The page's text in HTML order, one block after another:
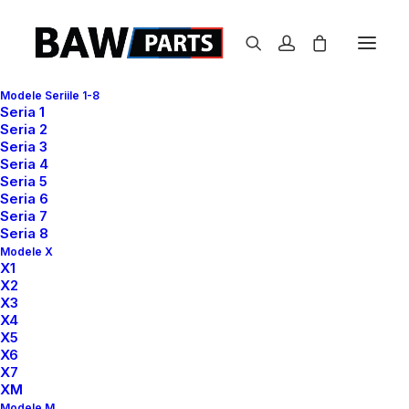
Modele Seriile 1-8
Seria 1
Seria 2
Seria 3
Seria 4
Seria 5
Seria 6
Seria 7
Seria 8
Modele X
X1
X2
X3
X4
X5
X6
X7
XM